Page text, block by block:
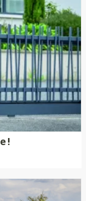
!